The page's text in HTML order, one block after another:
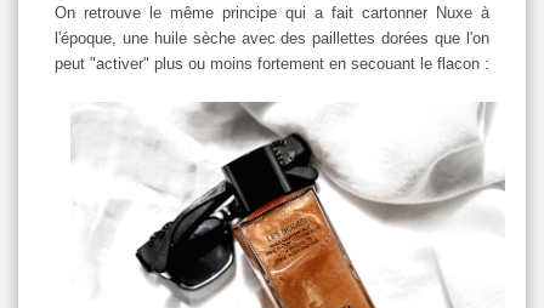
On retrouve le même principe qui a fait cartonner Nuxe à
l'époque, une huile sèche avec des paillettes dorées que l'on
peut "activer" plus ou moins fortement en secouant le flacon :